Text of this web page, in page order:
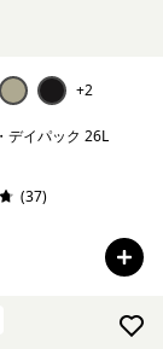
+2
デイパック 26L
(37レビュー
)